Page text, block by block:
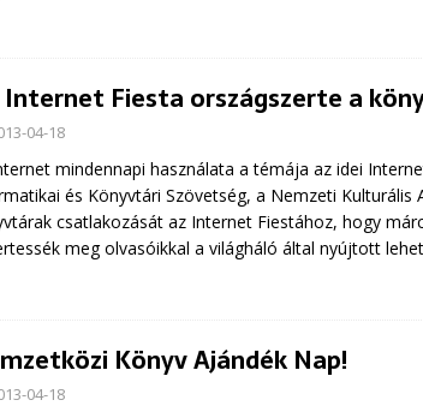
Internet Fiesta országszerte a
04-18
mindennapi használata a témája az idei
és Könyvtári Szövetség, a Nemzeti Kulturális
csatlakozását az Internet Fiestához, hogy
meg olvasóikkal a világháló által nyújtott
Könyv Ajándék Nap!
04-18